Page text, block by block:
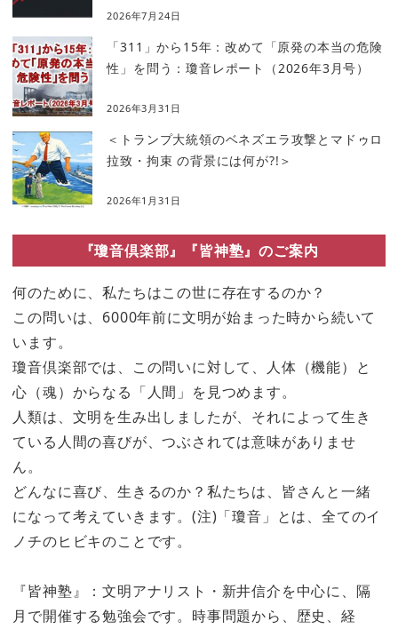
2026年7月24日
「311」から15年：改めて「原発の本当の危険
性」を問う：瓊音レポート（2026年3月号）
2026年3月31日
＜トランプ大統領のベネズエラ攻撃とマドゥロ
拉致・拘束 の背景には何が?!＞
2026年1月31日
『瓊音倶楽部』『皆神塾』のご案内
何のために、私たちはこの世に存在するのか？
この問いは、6000年前に文明が始まった時から続いて
います。
瓊音倶楽部では、この問いに対して、人体（機能）と
心（魂）からなる「人間」を見つめます。
人類は、文明を生み出しましたが、それによって生き
ている人間の喜びが、つぶされては意味がありませ
ん。
どんなに喜び、生きるのか？私たちは、皆さんと一緒
になって考えていきます。(注)「瓊音」とは、全てのイ
ノチのヒビキのことです。
『皆神塾』：文明アナリスト・新井信介を中心に、隔
月で開催する勉強会です。時事問題から、歴史、経